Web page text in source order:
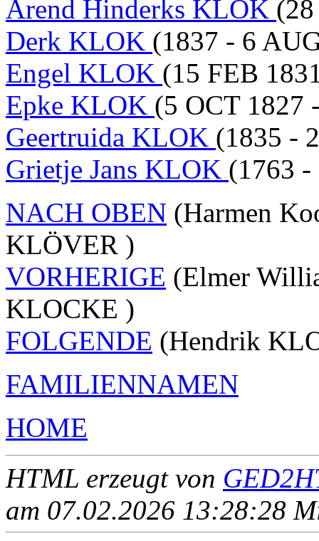
Arend Hinderks KLOK
Derk KLOK (1837 - 6
Engel KLOK (15 FEB
Epke KLOK (5 OCT 1827
Geertruida KLOK (1835 -
Grietje Jans KLOK (1763 -
NACH OBEN (Harmen
KLÖVER )
VORHERIGE (Elmer
KLOCKE )
FOLGENDE (Hendrik
FAMILIENNAMEN
HOME
HTML erzeugt von
am 07.02.2026 13:28:28